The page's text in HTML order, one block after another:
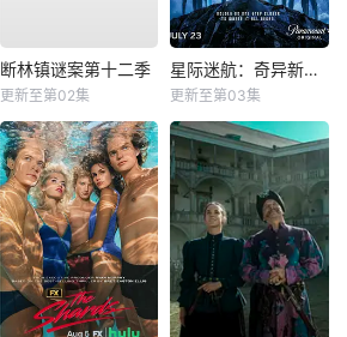
断林镇谜案第十二季
更新至第02集
星际迷航：奇异新世界第四季
更新至第03集